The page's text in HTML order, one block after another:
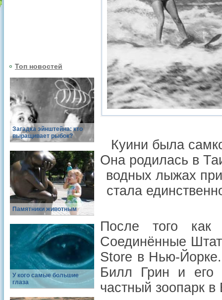
Топ новостей
Загадка эйнштейна: кто
выращивает рыбок?
Памятники животным
У кого самые большие
глаза
Куини была
Она родилась в
водных лыжах
стала
После того как
Соединённые
Store в Нью-
Билл Грин и его
частный зоопарк